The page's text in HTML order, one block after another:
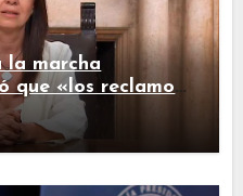
la marcha
que «los reclamos